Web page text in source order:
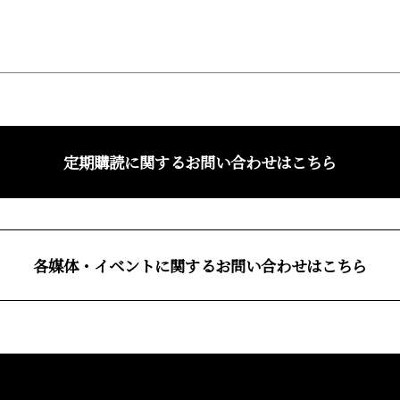
定期購読に関するお問い合わせはこちら
各媒体・イベントに関するお問い合わせはこちら